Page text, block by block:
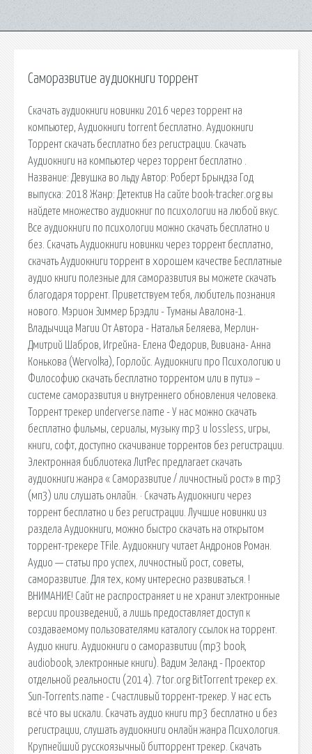
Саморазвитие аудиокниги торрент
Скачать аудиокниги новинки 2016 через торрент на
компьютер, Аудиокниги torrent бесплатно. Аудиокниги
Торрент скачать бесплатно без регистрации. Скачать
Аудиокниги на компьютер через торрент бесплатно .
Название: Девушка во льду Автор: Роберт Брындза Год
выпуска: 2018 Жанр: Детектив На сайте book-tracker.org вы
найдете множество аудиокниг по психологии на любой вкус.
Все аудиокниги по психологии можно скачать бесплатно и
без. Скачать Аудиокниги новинки через торрент бесплатно,
скачать Аудиокниги торрент в хорошем качестве Бесплатные
аудио книги полезные для саморазвития вы можете скачать
благодаря торрент. Приветствуем тебя, любитель познания
нового. Мэрион Зиммер Брэдли - Туманы Авалона-1.
Владычица Магии От Автора - Наталья Беляева, Мерлин-
Дмитрий Шабров, Игрейна- Елена Федорив, Вивиана- Анна
Конькова (Wervolka), Горлойс. Аудиокниги про Психологию и
Философию скачать бесплатно торрентом или в пути» –
системе саморазвития и внутреннего обновления человека.
Торрент трекер underverse.name - У нас можно скачать
бесплатно фильмы, сериалы, музыку mp3 и lossless, игры,
книги, софт, доступно скачивание торрентов без регистрации.
Электронная библиотека ЛитРес предлагает скачать
аудиокниги жанра « Саморазвитие / личностный рост» в mp3
(мп3) или слушать онлайн. · Скачать Аудиокниги через
торрент бесплатно и без регистрации. Лучшие новинки из
раздела Аудиокниги, можно быстро скачать на открытом
торрент-трекере TFile. Аудиокнигу читает Андронов Роман.
Аудио — статьи про успех, личностный рост, советы,
саморазвитие. Для тех, кому интересно развиваться. !
ВНИМАНИЕ! Сайт не распространяет и не хранит электронные
версии произведений, а лишь предоставляет доступ к
создаваемому пользователями каталогу ссылок на торрент.
Аудио книги. Аудиокниги о саморазвитии (mp3 book,
audiobook, электронные книги). Вадим Зеланд - Проектор
отдельной реальности (2014). 7tor.org BitTorrent трекер ex.
Sun-Torrents.name - Счастливый торрент-трекер. У нас есть
всё что вы искали. Скачать аудио книги mp3 бесплатно и без
регистрации, слушать аудиокниги онлайн жанра Психология.
Крупнейший русскоязычный битторрент трекер. Скачать